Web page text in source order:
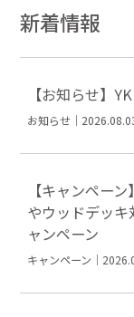
新着情報
【お知らせ】
お知らせ｜
【キャンペー
やウッドデッ
ャンペーン
キャンペーン｜